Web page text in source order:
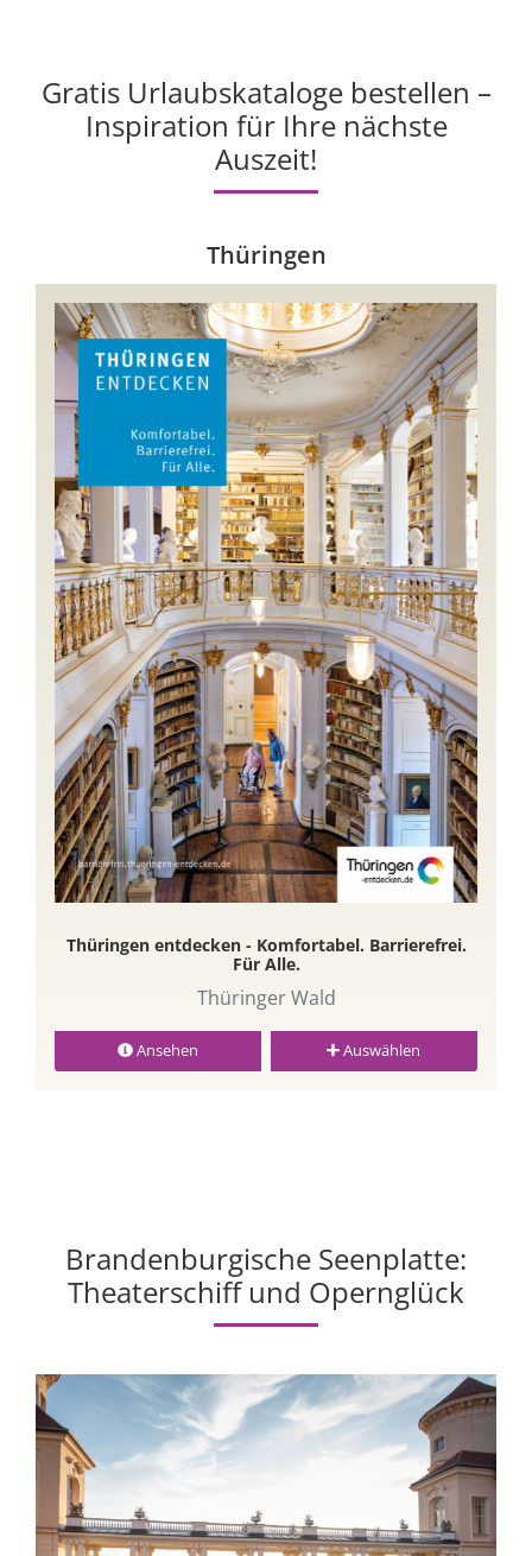
Gratis Urlaubskataloge bestellen –
Inspiration für Ihre nächste
Auszeit!
Thüringen
Thüringen entdecken - Komfortabel. Barrierefrei.
Für Alle.
Thüringer Wald
Ansehen Auswählen
Brandenburgische Seenplatte:
Theaterschiff und Opernglück